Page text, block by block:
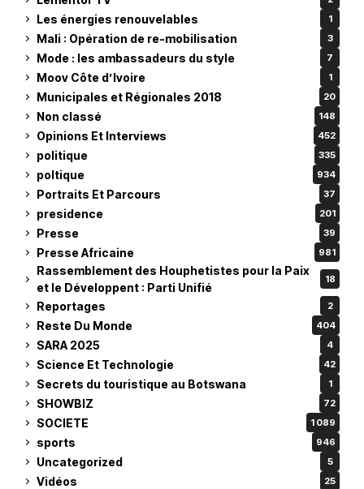
Les énergies renouvelables 1
Mali : Opération de re-mobilisation 3
Mode : les ambassadeurs du style 7
Moov Côte d’Ivoire 1
Municipales et Régionales 2018 20
Non classé 148
Opinions Et Interviews 452
politique 335
poltique 934
Portraits Et Parcours 37
presidence 201
Presse 39
Presse Africaine 981
Rassemblement des Houphetistes pour la Paix
et le Développent : Parti Unifié
18
Reportages 2
Reste Du Monde 404
SARA 2025 4
Science Et Technologie 42
Secrets du touristique au Botswana 1
SHOWBIZ 72
SOCIETE 1 089
sports 946
Uncategorized 5
Vidéos 25